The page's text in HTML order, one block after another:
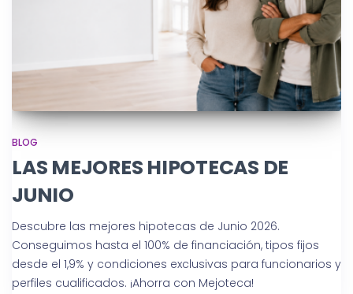
BLOG
LAS MEJORES HIPOTECAS DE
JUNIO
Descubre las mejores hipotecas de Junio 2026.
Conseguimos hasta el 100% de financiación, tipos fijos
desde el 1,9% y condiciones exclusivas para funcionarios y
perfiles cualificados. ¡Ahorra con Mejoteca!